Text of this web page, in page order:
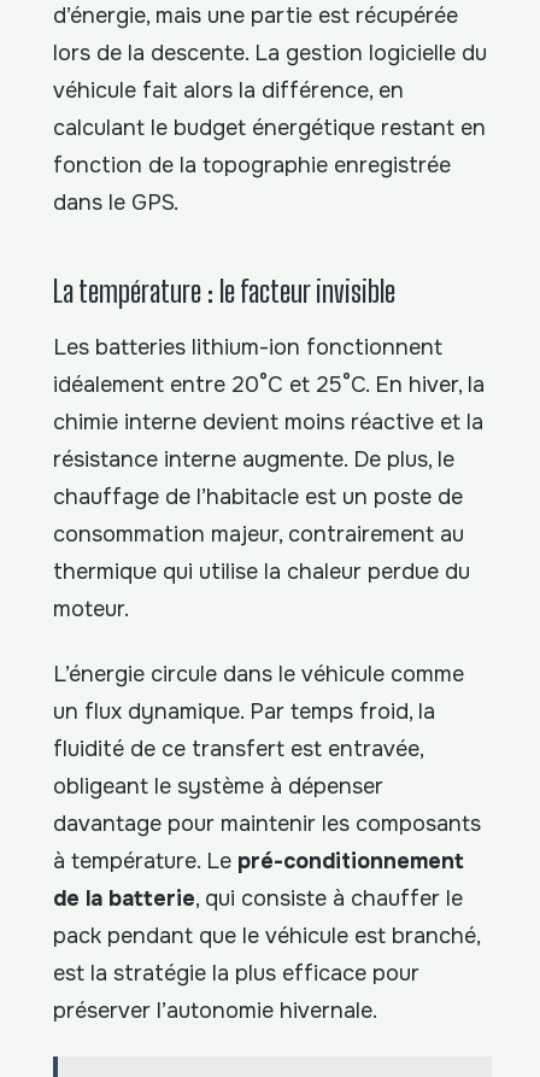
d’énergie, mais une partie est récupérée
lors de la descente. La gestion logicielle du
véhicule fait alors la différence, en
calculant le budget énergétique restant en
fonction de la topographie enregistrée
dans le GPS.
La température : le facteur invisible
Les batteries lithium-ion fonctionnent
idéalement entre 20°C et 25°C. En hiver, la
chimie interne devient moins réactive et la
résistance interne augmente. De plus, le
chauffage de l’habitacle est un poste de
consommation majeur, contrairement au
thermique qui utilise la chaleur perdue du
moteur.
L’énergie circule dans le véhicule comme
un flux dynamique. Par temps froid, la
fluidité de ce transfert est entravée,
obligeant le système à dépenser
davantage pour maintenir les composants
à température. Le pré-conditionnement
de la batterie, qui consiste à chauffer le
pack pendant que le véhicule est branché,
est la stratégie la plus efficace pour
préserver l’autonomie hivernale.